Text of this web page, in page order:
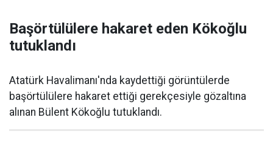
Başörtülülere hakaret eden Kökoğlu
tutuklandı
Atatürk Havalimanı'nda kaydettiği görüntülerde
başörtülülere hakaret ettiği gerekçesiyle gözaltına
alınan Bülent Kökoğlu tutuklandı.